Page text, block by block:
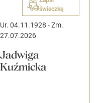
świeczkę
Ur. 04.11.1928 -Zm.
27.07.2026
Jadwiga
Kuźmicka